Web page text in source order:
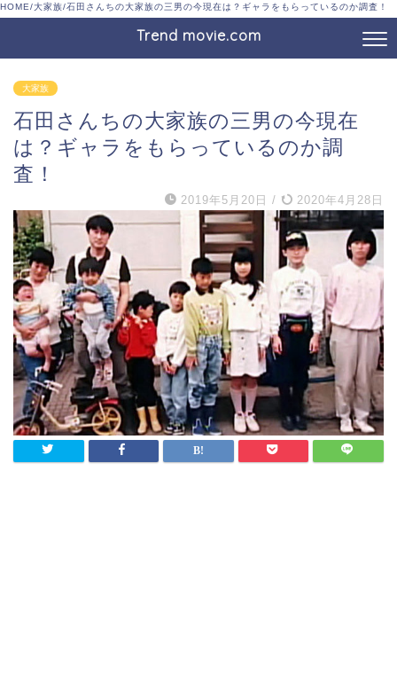
HOME/大家族/石田さんちの大家族の三男の今現在は？ギャラをもらっているのか調査！
Trend movie.com
大家族
石田さんちの大家族の三男の今現在
は？ギャラをもらっているのか調
査！
2019年5月20日 / 2020年4月28日